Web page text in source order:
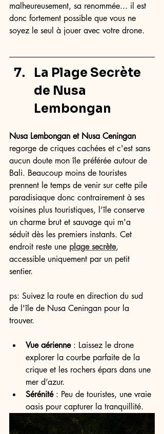
malheureusement, sa renommée... il est
donc fortement possible que vous ne
soyez le seul à jouer avec votre drone.
La Plage Secrète
de Nusa
Lembongan
Nusa Lembongan et Nusa Ceningan
regorge de criques cachées et c'est sans
aucun doute mon île préférée autour de
Bali. Beaucoup moins de touristes
prennent le temps de venir sur cette pile
paradisiaque donc contrairement à ses
voisines plus touristiques, l’île conserve
un charme brut et sauvage qui m'a
séduit dès les premiers instants. Cet
endroit reste une plage secrète,
accessible uniquement par un petit
sentier.
ps: Suivez la route en direction du sud
de l'île de Nusa Ceningan pour la
trouver.
Vue aérienne : Laissez le drone
explorer la courbe parfaite de la
crique et les rochers épars dans une
mer d’azur.
Sérénité : Peu de touristes, une vraie
oasis pour capturer la tranquillité.